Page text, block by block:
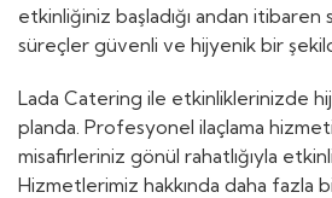
etkinliğiniz başladığı andan
süreçler güvenli ve hijyenik bir
Lada Catering ile etkinliklerinizde
planda. Profesyonel ilaçlama
misafirleriniz gönül rahatlığıyla
Hizmetlerimiz hakkında daha fazla